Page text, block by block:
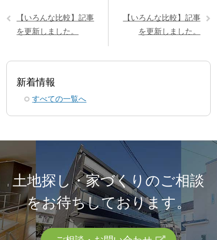
【いろんな比較】記事
を更新しました。
【いろんな比較】記事
を更新しました。
新着情報
すべての一覧へ
土地探し・家づくりのご相談
をお待ちしております。